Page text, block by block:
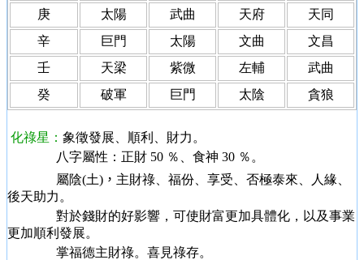
庚
太陽 武曲 天府
天同
辛
巨門 太陽 文曲
文昌
壬
天梁 紫微 左輔
武曲
癸
破軍 巨門 太陰 貪狼
化祿星： 象徵發展、順利、財力。
八字屬性 ：正財 50 ％、食神 30 ％。
屬陰(土) ， 主財祿、福份、享受、否極泰來、人緣、
後天助力。
對於錢財的好影響，可使財富更加具體化，以及事業
更加順利發展。
掌福德主財祿。喜見祿存。